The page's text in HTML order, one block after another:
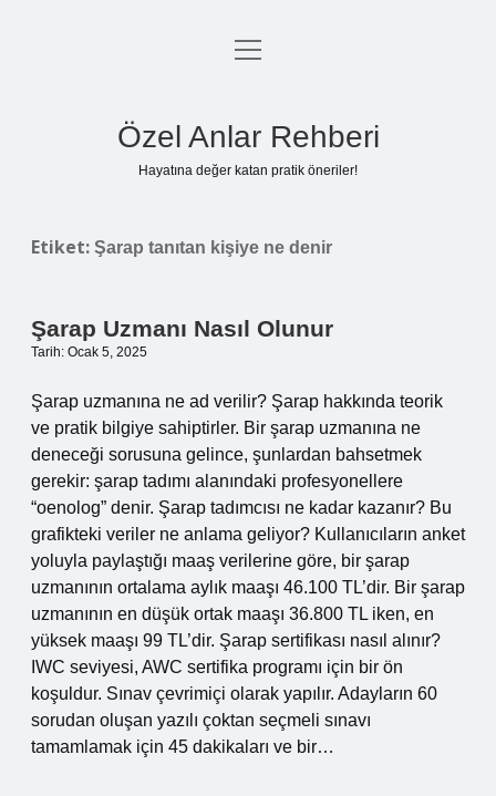
Anasayfa
menüyü
Özel Anlar Rehberi
Hayatına değer katan pratik öneriler!
Etiket: Şarap tanıtan kişiye ne denir
Şarap Uzmanı Nasıl Olunur
Tarih: Ocak 5, 2025
Şarap uzmanına ne ad verilir? Şarap hakkında teorik
ve pratik bilgiye sahiptirler. Bir şarap uzmanına ne
deneceği sorusuna gelince, şunlardan bahsetmek
gerekir: şarap tadımı alanındaki profesyonellere
“oenolog” denir. Şarap tadımcısı ne kadar kazanır? Bu
grafikteki veriler ne anlama geliyor? Kullanıcıların anket
yoluyla paylaştığı maaş verilerine göre, bir şarap
uzmanının ortalama aylık maaşı 46.100 TL’dir. Bir şarap
uzmanının en düşük ortak maaşı 36.800 TL iken, en
yüksek maaşı 99 TL’dir. Şarap sertifikası nasıl alınır?
IWC seviyesi, AWC sertifika programı için bir ön
koşuldur. Sınav çevrimiçi olarak yapılır. Adayların 60
sorudan oluşan yazılı çoktan seçmeli sınavı
tamamlamak için 45 dakikaları ve bir…